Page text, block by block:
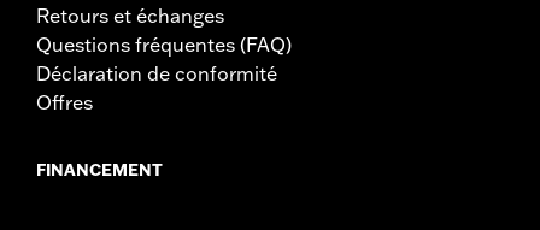
Retours et échanges
Questions fréquentes (FAQ)
Déclaration de conformité
Offres
FINANCEMENT